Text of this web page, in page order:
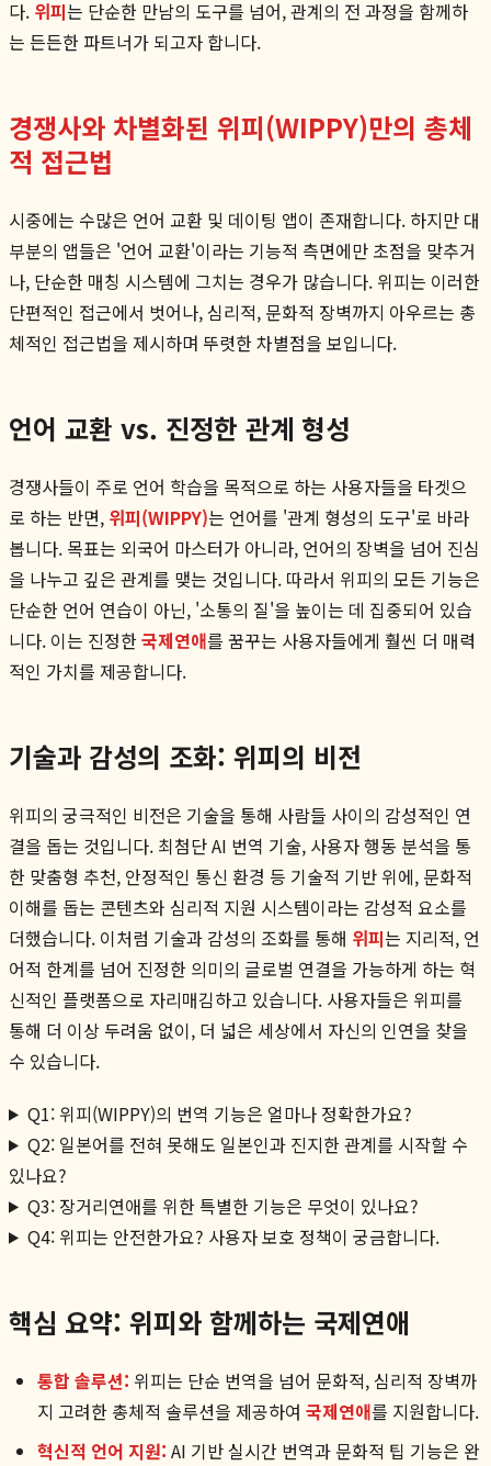
다. 위피는 단순한 만남의 도구를 넘어, 관계의 전 과정을 함께하
는 든든한 파트너가 되고자 합니다.
경쟁사와 차별화된 위피(WIPPY)만의 총체
적 접근법
시중에는 수많은 언어 교환 및 데이팅 앱이 존재합니다. 하지만 대
부분의 앱들은 '언어 교환'이라는 기능적 측면에만 초점을 맞추거
나, 단순한 매칭 시스템에 그치는 경우가 많습니다. 위피는 이러한
단편적인 접근에서 벗어나, 심리적, 문화적 장벽까지 아우르는 총
체적인 접근법을 제시하며 뚜렷한 차별점을 보입니다.
언어 교환 vs. 진정한 관계 형성
경쟁사들이 주로 언어 학습을 목적으로 하는 사용자들을 타겟으
로 하는 반면, 위피(WIPPY)는 언어를 '관계 형성의 도구'로 바라
봅니다. 목표는 외국어 마스터가 아니라, 언어의 장벽을 넘어 진심
을 나누고 깊은 관계를 맺는 것입니다. 따라서 위피의 모든 기능은
단순한 언어 연습이 아닌, '소통의 질'을 높이는 데 집중되어 있습
니다. 이는 진정한국제연애를 꿈꾸는 사용자들에게 훨씬 더 매력
적인 가치를 제공합니다.
기술과 감성의 조화: 위피의 비전
위피의 궁극적인 비전은 기술을 통해 사람들 사이의 감성적인 연
결을 돕는 것입니다. 최첨단 AI 번역 기술, 사용자 행동 분석을 통
한 맞춤형 추천, 안정적인 통신 환경 등 기술적 기반 위에, 문화적
이해를 돕는 콘텐츠와 심리적 지원 시스템이라는 감성적 요소를
더했습니다. 이처럼 기술과 감성의 조화를 통해 위피는 지리적, 언
어적 한계를 넘어 진정한 의미의 글로벌 연결을 가능하게 하는 혁
신적인 플랫폼으로 자리매김하고 있습니다. 사용자들은 위피를
통해 더 이상 두려움 없이, 더 넓은 세상에서 자신의 인연을 찾을
수 있습니다.
Q1: 위피(WIPPY)의 번역 기능은 얼마나 정확한가요?
Q2: 일본어를 전혀 못해도 일본인과 진지한 관계를 시작할 수
있나요?
Q3: 장거리연애를 위한 특별한 기능은 무엇이 있나요?
Q4: 위피는 안전한가요? 사용자 보호 정책이 궁금합니다.
핵심 요약: 위피와 함께하는 국제연애
통합 솔루션: 위피는 단순 번역을 넘어 문화적, 심리적 장벽까
지 고려한 총체적 솔루션을 제공하여 국제연애를 지원합니다.
혁신적 언어 지원: AI 기반 실시간 번역과 문화적 팁 기능은 완